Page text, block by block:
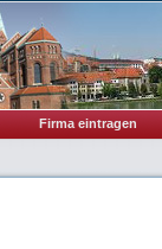
Firma eintragen